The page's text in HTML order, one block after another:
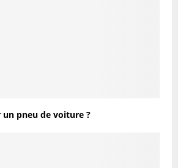
pneu de voiture ?